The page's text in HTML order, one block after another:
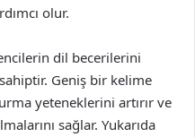
olur.
dil becerilerini
Geniş bir kelime
yeteneklerini artırır ve
sağlar. Yukarıda